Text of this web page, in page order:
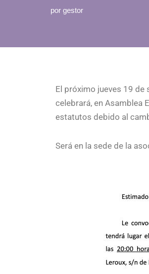
por gestor
El próximo jueves 19 de
celebrará, en Asamblea
estatutos debido al
Será en la sede de la